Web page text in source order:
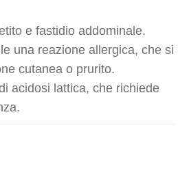
e fastidio addominale.
una reazione allergica, che si
cutanea o prurito.
acidosi lattica, che richiede